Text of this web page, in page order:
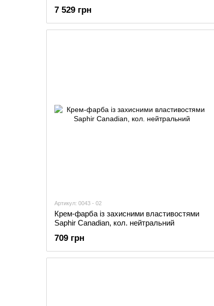
7 529 грн
Артикул: 0043 - 02
Крем-фарба із захисними властивостями
Saphir Canadian, кол. нейтральний
709 грн